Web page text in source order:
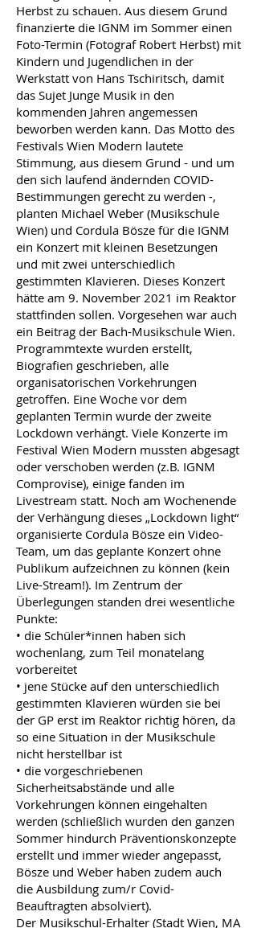
Herbst zu schauen. Aus diesem Grund
finanzierte die IGNM im Sommer einen
Foto-Termin (Fotograf Robert Herbst) mit
Kindern und Jugendlichen in der
Werkstatt von Hans Tschiritsch, damit
das Sujet Junge Musik in den
kommenden Jahren angemessen
beworben werden kann. Das Motto des
Festivals Wien Modern lautete
Stimmung, aus diesem Grund - und um
den sich laufend ändernden COVID-
Bestimmungen gerecht zu werden -,
planten Michael Weber (Musikschule
Wien) und Cordula Bösze für die IGNM
ein Konzert mit kleinen Besetzungen
und mit zwei unterschiedlich
gestimmten Klavieren. Dieses Konzert
hätte am 9. November 2021 im Reaktor
stattfinden sollen. Vorgesehen war auch
ein Beitrag der Bach-Musikschule Wien.
Programmtexte wurden erstellt,
Biografien geschrieben, alle
organisatorischen Vorkehrungen
getroffen. Eine Woche vor dem
geplanten Termin wurde der zweite
Lockdown verhängt. Viele Konzerte im
Festival Wien Modern mussten abgesagt
oder verschoben werden (z.B. IGNM
Comprovise), einige fanden im
Livestream statt. Noch am Wochenende
der Verhängung dieses „Lockdown light“
organisierte Cordula Bösze ein Video-
Team, um das geplante Konzert ohne
Publikum aufzeichnen zu können (kein
Live-Stream!). Im Zentrum der
Überlegungen standen drei wesentliche
Punkte:
• die Schüler*innen haben sich
wochenlang, zum Teil monatelang
vorbereitet
• jene Stücke auf den unterschiedlich
gestimmten Klavieren würden sie bei
der GP erst im Reaktor richtig hören, da
so eine Situation in der Musikschule
nicht herstellbar ist
• die vorgeschriebenen
Sicherheitsabstände und alle
Vorkehrungen können eingehalten
werden (schließlich wurden den ganzen
Sommer hindurch Präventionskonzepte
erstellt und immer wieder angepasst,
Bösze und Weber haben zudem auch
die Ausbildung zum/r Covid-
Beauftragten absolviert).
Der Musikschul-Erhalter (Stadt Wien, MA